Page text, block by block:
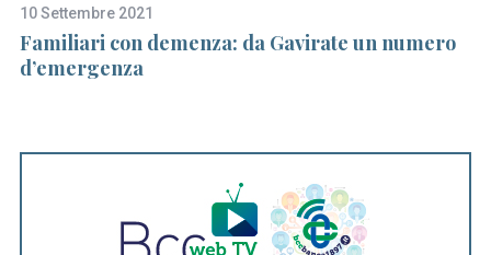
10 Settembre 2021
Familiari con demenza: da Gavirate un numero
d’emergenza